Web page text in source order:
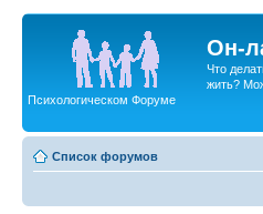
Он-
Что
жить?
Психологическом Форуме
Список форумов